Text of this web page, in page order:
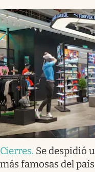
Cierres. Se despidió
más famosas del